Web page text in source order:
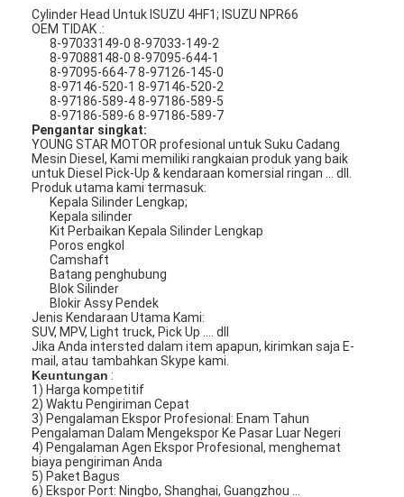
Cylinder Head Untuk ISUZU 4HF1; ISUZU NPR66
OEM TIDAK .:
8-97033149-0 8-97033-149-2
8-97088148-0 8-97095-644-1
8-97095-664-7 8-97126-145-0
8-97146-520-1 8-97146-520-2
8-97186-589-4 8-97186-589-5
8-97186-589-6 8-97186-589-7
Pengantar singkat:
YOUNG STAR MOTOR profesional untuk Suku Cadang
Mesin Diesel, Kami memiliki rangkaian produk yang baik
untuk Diesel Pick-Up & kendaraan komersial ringan ... dll.
Produk utama kami termasuk:
Kepala Silinder Lengkap;
Kepala silinder
Kit Perbaikan Kepala Silinder Lengkap
Poros engkol
Camshaft
Batang penghubung
Blok Silinder
Blokir Assy Pendek
Jenis Kendaraan Utama Kami:
SUV, MPV, Light truck, Pick Up .... dll
Jika Anda intersted dalam item apapun, kirimkan saja E-
mail, atau tambahkan Skype kami.
Keuntungan :
1) Harga kompetitif
2) Waktu Pengiriman Cepat
3) Pengalaman Ekspor Profesional: Enam Tahun
Pengalaman Dalam Mengekspor Ke Pasar Luar Negeri
4) Pengalaman Agen Ekspor Profesional, menghemat
biaya pengiriman Anda
5) Paket Bagus
6) Ekspor Port: Ningbo, Shanghai, Guangzhou ...